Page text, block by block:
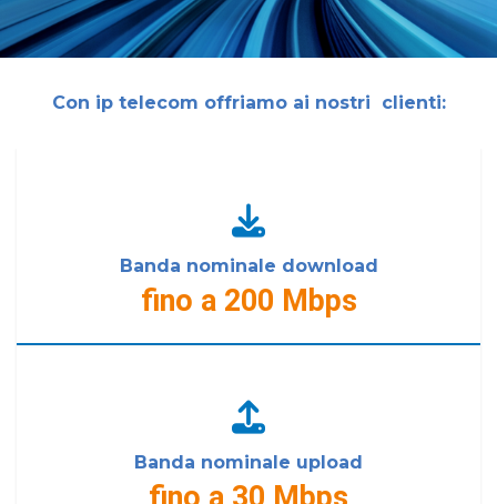
Con ip telecom offriamo ai nostri clienti:
Banda nominale download
fino a 200 Mbps
Banda nominale upload